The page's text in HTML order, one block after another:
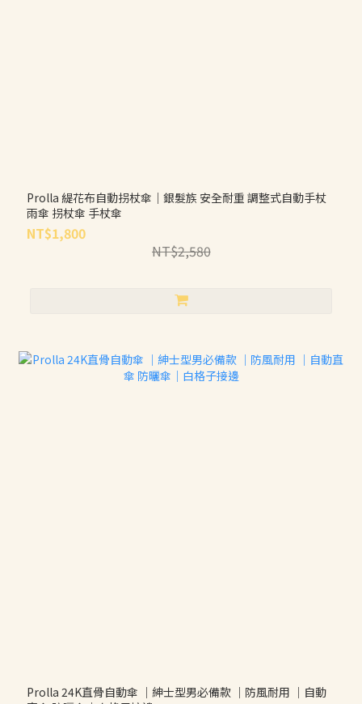
Prolla 緹花布自動拐杖傘｜銀髮族 安全耐重 調整式自動手杖
雨傘 拐杖傘 手杖傘
NT$1,800
NT$2,580
Prolla 24K直骨自動傘 ｜紳士型男必備款 ｜防風耐用 ｜自動